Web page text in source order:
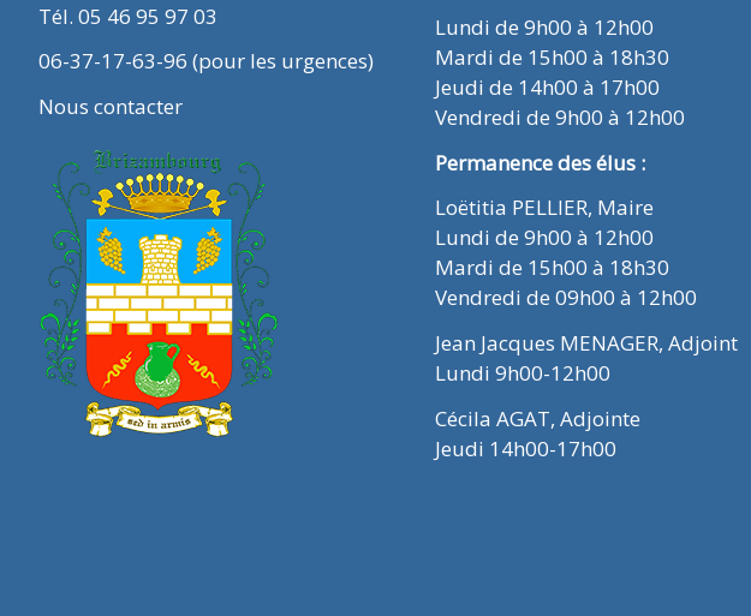
Tél. 05 46 95 97 03
06-37-17-63-96 (pour les urgences)
Nous contacter
Lundi de 9h00 à 12h00
Mardi de 15h00 à 18h30
Jeudi de 14h00 à 17h00
Vendredi de 9h00 à 12h00
Permanence des élus :
Loëtitia PELLIER, Maire
Lundi de 9h00 à 12h00
Mardi de 15h00 à 18h30
Vendredi de 09h00 à 12h00
Jean Jacques MENAGER, Adjoint
Lundi 9h00-12h00
Cécila AGAT, Adjointe
Jeudi 14h00-17h00